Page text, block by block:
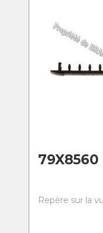
79X8560
Repère sur la